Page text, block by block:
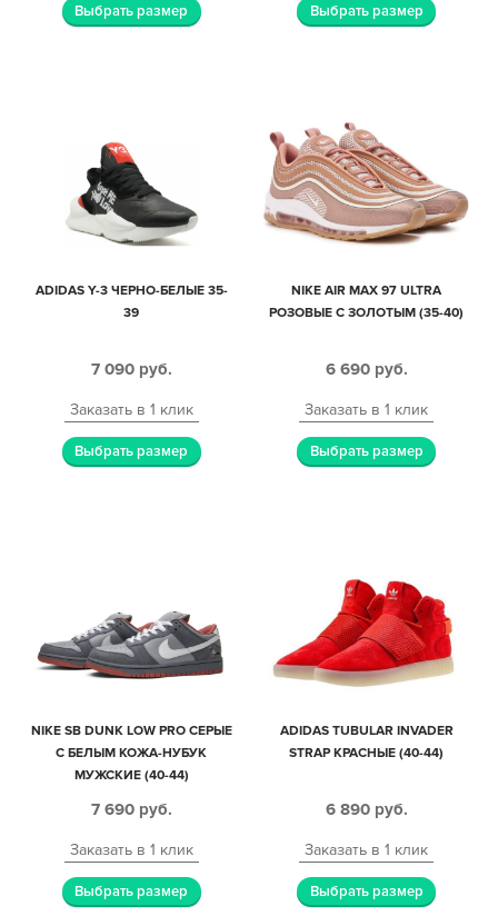
Выбрать размер Выбрать размер
ADIDAS Y-3 ЧЕРНО-БЕЛЫЕ 35-
39
7 090 руб.
Заказать в 1 клик
Выбрать размер
NIKE AIR MAX 97 ULTRA
РОЗОВЫЕ С ЗОЛОТЫМ (35-40)
6 690 руб.
Заказать в 1 клик
Выбрать размер
NIKE SB DUNK LOW PRO СЕРЫЕ
С БЕЛЫМ КОЖА-НУБУК
МУЖСКИЕ (40-44)
7 690 руб.
Заказать в 1 клик
Выбрать размер
ADIDAS TUBULAR INVADER
STRAP КРАСНЫЕ (40-44)
6 890 руб.
Заказать в 1 клик
Выбрать размер